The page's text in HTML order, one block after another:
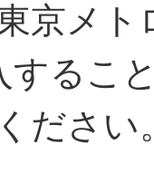
京メ
するこ
ださい